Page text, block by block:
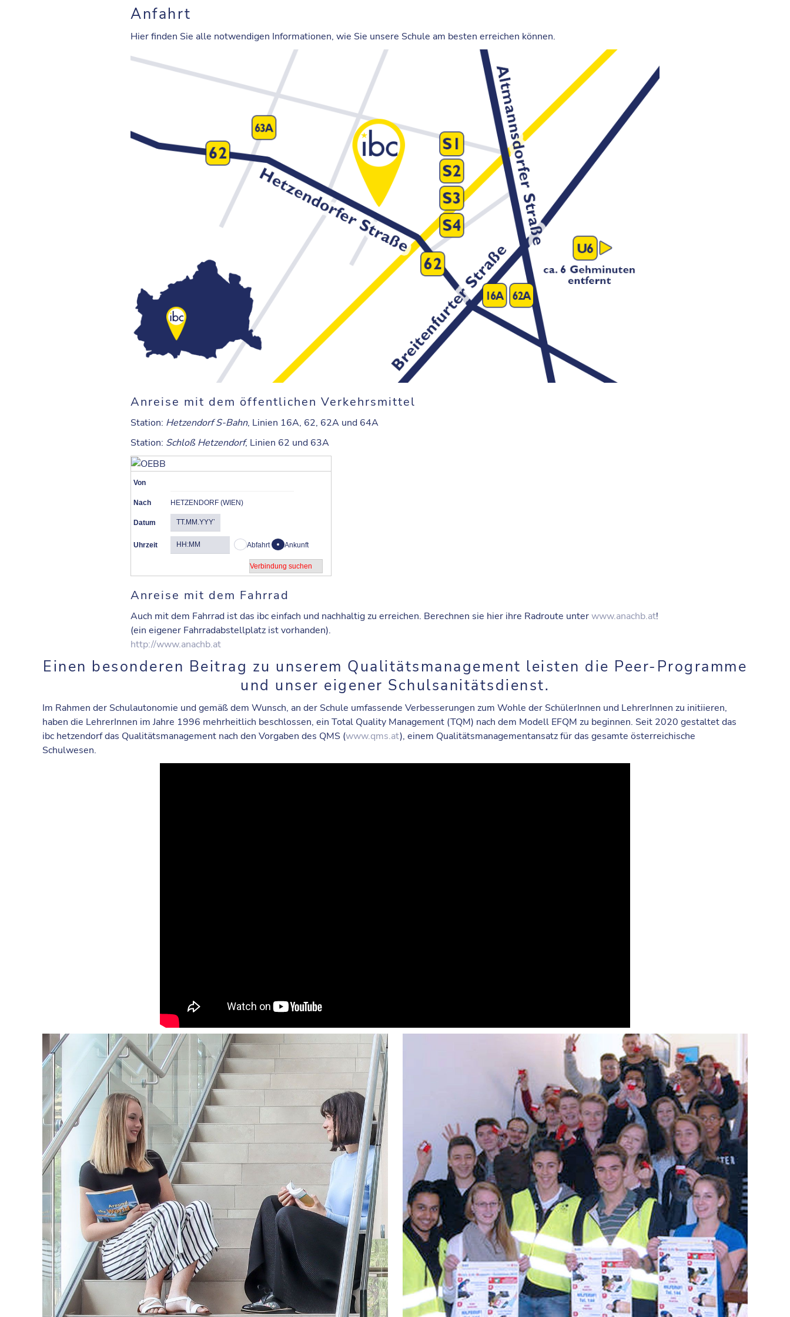
Anfahrt
Hier finden Sie alle notwendigen Informationen, wie Sie unsere Schule am besten erreichen können.
Anreise mit dem öffentlichen Verkehrsmittel
Station: Hetzendorf S-Bahn, Linien 16A, 62, 62A und 64A
Station: Schloß Hetzendorf, Linien 62 und 63A
Von
Nach HETZENDORF (WIEN)
Datum
Uhrzeit Abfahrt Ankunft
Anreise mit dem Fahrrad
Auch mit dem Fahrrad ist das ibc einfach und nachhaltig zu erreichen. Berechnen sie hier ihre Radroute unterwww.anachb.at!
(ein eigener Fahrradabstellplatz ist vorhanden).
http://www.anachb.at
Einen besonderen Beitrag zu unserem Qualitätsmanagement leisten die Peer-Programme
und unser eigener Schulsanitätsdienst.
Im Rahmen der Schulautonomie und gemäß dem Wunsch, an der Schule umfassende Verbesserungen zum Wohle der SchülerInnen und LehrerInnen zu initiieren,
haben die LehrerInnen im Jahre 1996 mehrheitlich beschlossen, ein Total Quality Management (TQM) nach dem Modell EFQM zu beginnen. Seit 2020 gestaltet das
ibc hetzendorf das Qualitätsmanagement nach den Vorgaben des QMS (www.qms.at), einem Qualitätsmanagementansatz für das gesamte österreichische
Schulwesen.